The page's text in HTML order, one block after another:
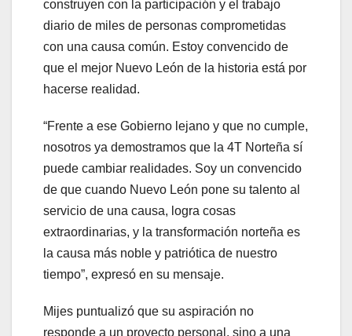
construyen con la participación y el trabajo
diario de miles de personas comprometidas
con una causa común. Estoy convencido de
que el mejor Nuevo León de la historia está por
hacerse realidad.
“Frente a ese Gobierno lejano y que no cumple,
nosotros ya demostramos que la 4T Norteña sí
puede cambiar realidades. Soy un convencido
de que cuando Nuevo León pone su talento al
servicio de una causa, logra cosas
extraordinarias, y la transformación norteña es
la causa más noble y patriótica de nuestro
tiempo”, expresó en su mensaje.
Mijes puntualizó que su aspiración no
responde a un proyecto personal, sino a una